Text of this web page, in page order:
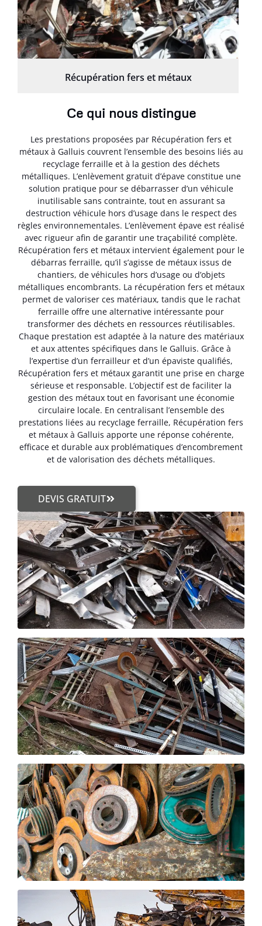
Récupération fers et métaux
Ce qui nous distingue
Les prestations proposées par Récupération fers et
métaux à Galluis couvrent l’ensemble des besoins liés au
recyclage ferraille et à la gestion des déchets
métalliques. L’enlèvement gratuit d’épave constitue une
solution pratique pour se débarrasser d’un véhicule
inutilisable sans contrainte, tout en assurant sa
destruction véhicule hors d’usage dans le respect des
règles environnementales. L’enlèvement épave est réalisé
avec rigueur afin de garantir une traçabilité complète.
Récupération fers et métaux intervient également pour le
débarras ferraille, qu’il s’agisse de métaux issus de
chantiers, de véhicules hors d’usage ou d’objets
métalliques encombrants. La récupération fers et métaux
permet de valoriser ces matériaux, tandis que le rachat
ferraille offre une alternative intéressante pour
transformer des déchets en ressources réutilisables.
Chaque prestation est adaptée à la nature des matériaux
et aux attentes spécifiques dans le Galluis. Grâce à
l’expertise d’un ferrailleur et d’un épaviste qualifiés,
Récupération fers et métaux garantit une prise en charge
sérieuse et responsable. L’objectif est de faciliter la
gestion des métaux tout en favorisant une économie
circulaire locale. En centralisant l’ensemble des
prestations liées au recyclage ferraille, Récupération fers
et métaux à Galluis apporte une réponse cohérente,
efficace et durable aux problématiques d’encombrement
et de valorisation des déchets métalliques.
DEVIS GRATUIT